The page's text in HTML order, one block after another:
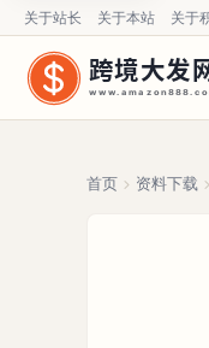
跨境大发
关于站长 关于本站 关于
首页 资料下载